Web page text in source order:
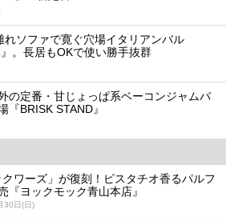
れソファで寛ぐ穴場イタリアンバル
』。長居もOKで使い勝手抜群
の定番・甘じょっぱ系ベーコンジャムバ
『BRISK STAND』
ワーズ」が復刻！ピスタチオ香るパルフ
『ヨックモック青山本店』
30日(日)